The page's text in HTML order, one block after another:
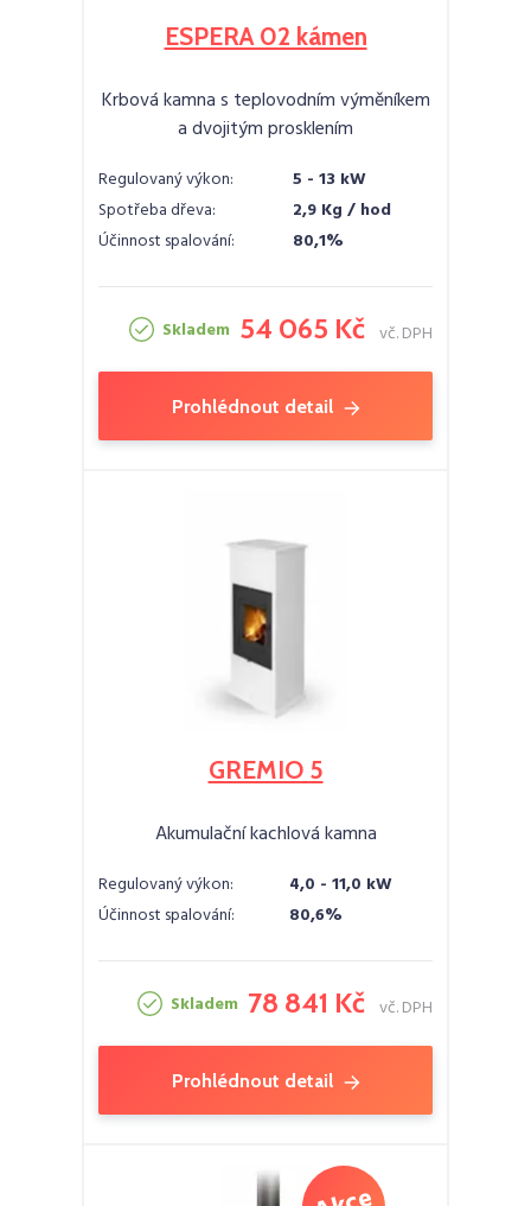
ESPERA 02 kámen
Krbová kamna s teplovodním výměníkem
a dvojitým prosklením
Regulovaný výkon:
5 - 13 kW
Spotřeba dřeva:
2,9 Kg / hod
Účinnost spalování:
80,1%
Skladem 54 065 Kč vč. DPH
Prohlédnout detail
GREMIO 5
Akumulační kachlová kamna
Regulovaný výkon:
4,0 - 11,0 kW
Účinnost spalování:
80,6%
Skladem 78 841 Kč vč. DPH
Prohlédnout detail